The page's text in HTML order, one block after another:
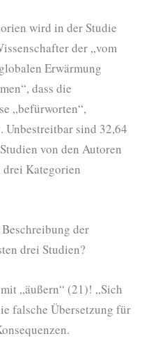
wird in der Studie
der „vom
Erwärmung
dass die
„befürworten“,
Unbestreitbar sind 32,64
von den Autoren
drei Kategorien
der
drei Studien?
„äußern“ (21)! „Sich
falsche Übersetzung für